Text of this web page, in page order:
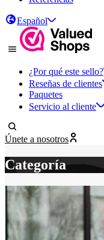
Español
¿Por qué este sello?
Reseñas de clientes
Paquetes
Servicio al cliente
Únete a nosotros
Categoría